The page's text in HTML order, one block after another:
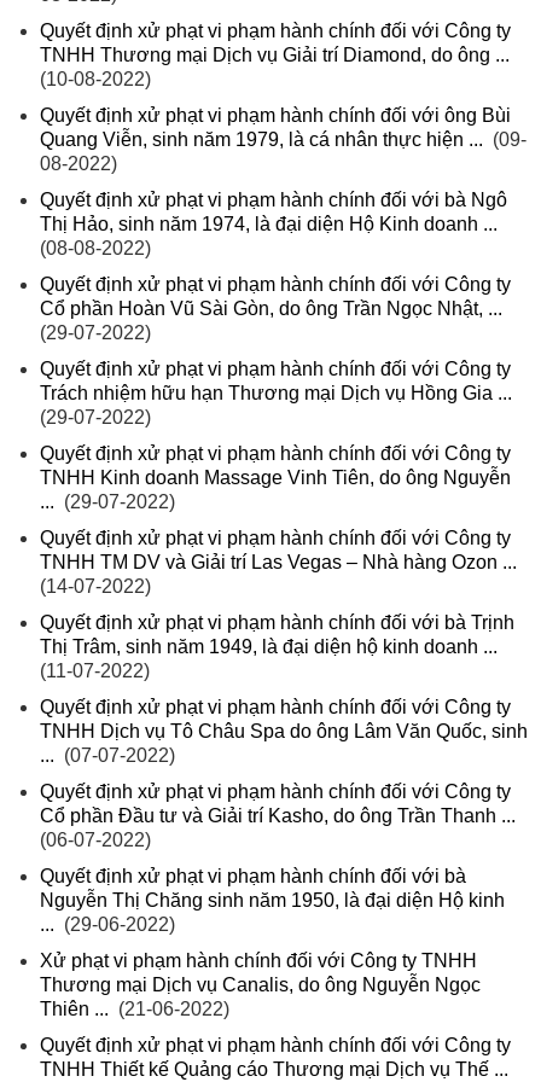
Quyết định xử phạt vi phạm hành chính đối với Công ty
TNHH Thương mại Dịch vụ Giải trí Diamond, do ông ...
(10-08-2022)
Quyết định xử phạt vi phạm hành chính đối với ông Bùi
Quang Viễn, sinh năm 1979, là cá nhân thực hiện ... (09-
08-2022)
Quyết định xử phạt vi phạm hành chính đối với bà Ngô
Thị Hảo, sinh năm 1974, là đại diện Hộ Kinh doanh ...
(08-08-2022)
Quyết định xử phạt vi phạm hành chính đối với Công ty
Cổ phần Hoàn Vũ Sài Gòn, do ông Trần Ngọc Nhật, ...
(29-07-2022)
Quyết định xử phạt vi phạm hành chính đối với Công ty
Trách nhiệm hữu hạn Thương mại Dịch vụ Hồng Gia ...
(29-07-2022)
Quyết định xử phạt vi phạm hành chính đối với Công ty
TNHH Kinh doanh Massage Vinh Tiên, do ông Nguyễn
... (29-07-2022)
Quyết định xử phạt vi phạm hành chính đối với Công ty
TNHH TM DV và Giải trí Las Vegas – Nhà hàng Ozon ...
(14-07-2022)
Quyết định xử phạt vi phạm hành chính đối với bà Trịnh
Thị Trâm, sinh năm 1949, là đại diện hộ kinh doanh ...
(11-07-2022)
Quyết định xử phạt vi phạm hành chính đối với Công ty
TNHH Dịch vụ Tô Châu Spa do ông Lâm Văn Quốc, sinh
... (07-07-2022)
Quyết định xử phạt vi phạm hành chính đối với Công ty
Cổ phần Đầu tư và Giải trí Kasho, do ông Trần Thanh ...
(06-07-2022)
Quyết định xử phạt vi phạm hành chính đối với bà
Nguyễn Thị Chăng sinh năm 1950, là đại diện Hộ kinh
... (29-06-2022)
Xử phạt vi phạm hành chính đối với Công ty TNHH
Thương mại Dịch vụ Canalis, do ông Nguyễn Ngọc
Thiên ... (21-06-2022)
Quyết định xử phạt vi phạm hành chính đối với Công ty
TNHH Thiết kế Quảng cáo Thương mại Dịch vụ Thế ...